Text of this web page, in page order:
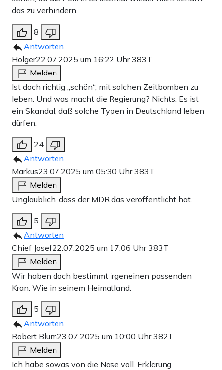
das zu verhindern.
8
Antworten
Holger22.07.2025 um 16:22 Uhr383T
Melden
Ist doch richtig „schön“, mit solchen Zeitbomben zu
leben. Und was macht die Regierung? Nichts. Es ist
ein Skandal, daß solche Typen in Deutschland leben
dürfen.
24
Antworten
Markus23.07.2025 um 05:30 Uhr383T
Melden
Unglaublich, dass der MDR das veröffentlicht hat.
5
Antworten
Chief Josef22.07.2025 um 17:06 Uhr383T
Melden
Wir haben doch bestimmt irgeneinen passenden
Kran. Wie in seinem Heimatland.
5
Antworten
Robert Blum23.07.2025 um 10:00 Uhr382T
Melden
Ich habe sowas von die Nase voll. Erklärung,